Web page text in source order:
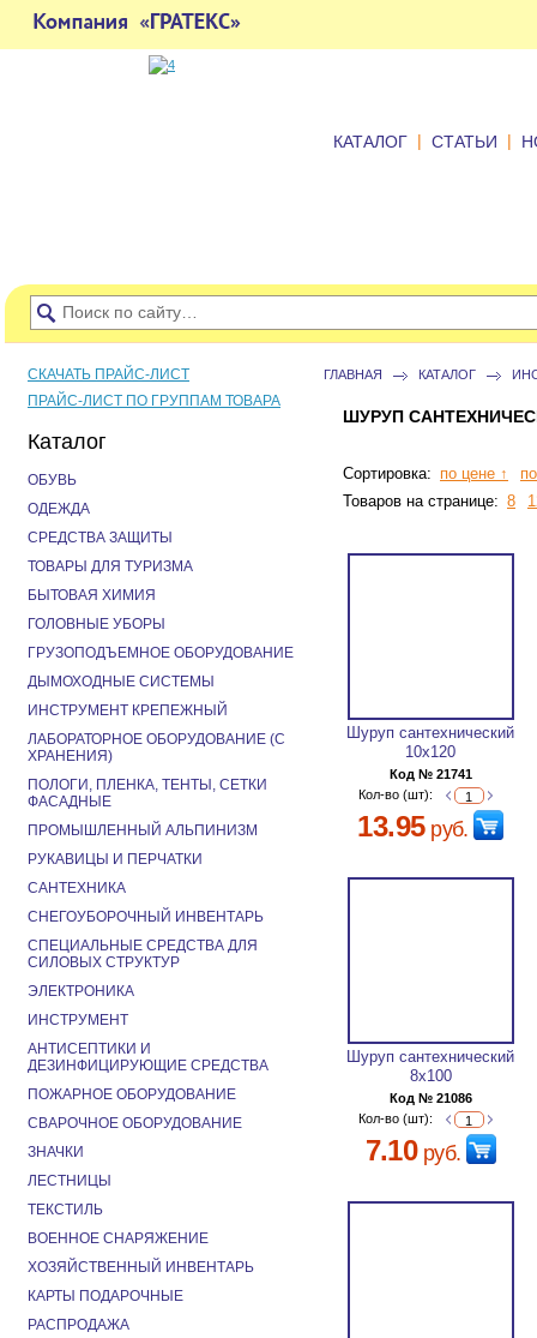
КАТАЛОГ | СТАТЬИ |
ГЛАВНАЯ КАТАЛОГ
ШУРУП
Сортировка: по цене ↑
Товаров на странице: 8
Шуруп сантехнический
10х120
Код № 21741
Кол-во (шт):
13.95руб.
Шуруп сантехнический
8х100
Код № 21086
Кол-во (шт):
7.10руб.
СКАЧАТЬ ПРАЙС-ЛИСТ
ПРАЙС-ЛИСТ ПО ГРУППАМ ТОВАРА
Каталог
ОБУВЬ
ОДЕЖДА
СРЕДСТВА ЗАЩИТЫ
ТОВАРЫ ДЛЯ ТУРИЗМА
БЫТОВАЯ ХИМИЯ
ГОЛОВНЫЕ УБОРЫ
ГРУЗОПОДЪЕМНОЕ ОБОРУДОВАНИЕ
ДЫМОХОДНЫЕ СИСТЕМЫ
ИНСТРУМЕНТ КРЕПЕЖНЫЙ
ЛАБОРАТОРНОЕ ОБОРУДОВАНИЕ (С
ХРАНЕНИЯ)
ПОЛОГИ, ПЛЕНКА, ТЕНТЫ, СЕТКИ
ФАСАДНЫЕ
ПРОМЫШЛЕННЫЙ АЛЬПИНИЗМ
РУКАВИЦЫ И ПЕРЧАТКИ
САНТЕХНИКА
СНЕГОУБОРОЧНЫЙ ИНВЕНТАРЬ
СПЕЦИАЛЬНЫЕ СРЕДСТВА ДЛЯ
СИЛОВЫХ СТРУКТУР
ЭЛЕКТРОНИКА
ИНСТРУМЕНТ
АНТИСЕПТИКИ И
ДЕЗИНФИЦИРУЮЩИЕ СРЕДСТВА
ПОЖАРНОЕ ОБОРУДОВАНИЕ
СВАРОЧНОЕ ОБОРУДОВАНИЕ
ЗНАЧКИ
ЛЕСТНИЦЫ
ТЕКСТИЛЬ
ВОЕННОЕ СНАРЯЖЕНИЕ
ХОЗЯЙСТВЕННЫЙ ИНВЕНТАРЬ
КАРТЫ ПОДАРОЧНЫЕ
РАСПРОДАЖА